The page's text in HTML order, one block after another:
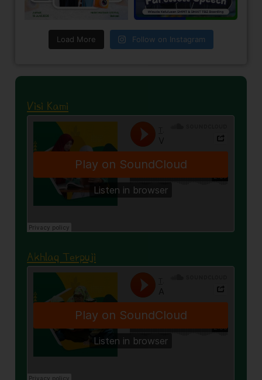
Load More Follow on Instagram
Visi Kami
Akhlaq Terpuji